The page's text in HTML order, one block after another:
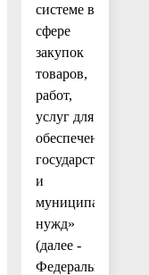
системе в
сфере
закупок
товаров,
работ,
услуг для
обеспечения
государственных
и
муниципальных
нужд»
(далее -
Федеральный